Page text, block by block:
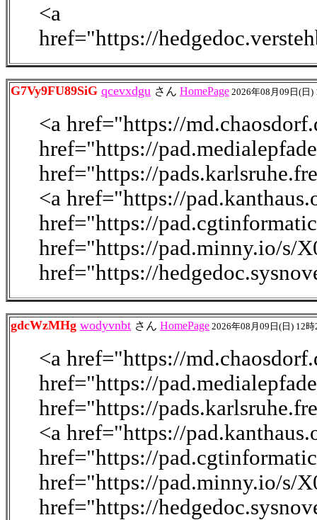
<a
href="https://
G7Vy9FU89SiG qcevxdgu さん HomePage 2026年08月09日(日)
<a href="https://
href="https://
href="https://
<a href="https://
href="https://
href="https://pad.minny.io/s/
href="https://
gdcWzMHg wodyvnbt さん HomePage 2026年08月09日(日) 12時
<a href="https://
href="https://
href="https://
<a href="https://
href="https://
href="https://pad.minny.io/s/
href="https://